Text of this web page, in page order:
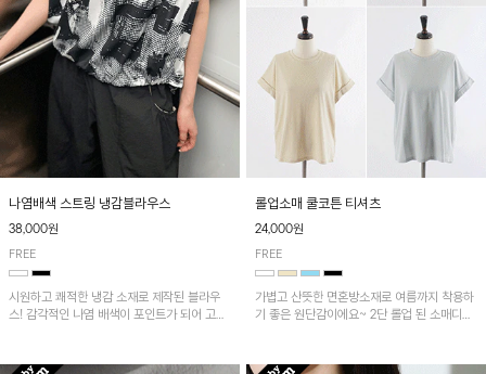
나염배색 스트링 냉감블라우스
38,000원
FREE
시원하고 쾌적한 냉감 소재로 제작된 블라우
스! 감각적인 나염 배색이 포인트가 되어 고급
착용 가능합니다~
롤업소매 쿨코튼 티셔츠
24,000원
FREE
가볍고 산뜻한 면혼방소재로 여름까지 착용하
기 좋은 원단감이에요~ 2단 롤업 된 소매디테